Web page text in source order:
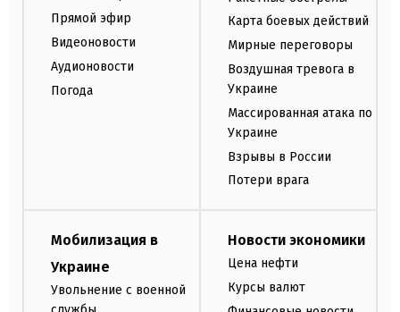
Прямой эфир
Видеоновости
Аудионовости
Погода
Карта боевых действий
Мирные переговоры
Воздушная тревога в
Украине
Массированная атака по
Украине
Взрывы в России
Потери врага
Мобилизация в
Украине
Увольнение с военной
Новости экономики
Цена нефти
Курсы валют